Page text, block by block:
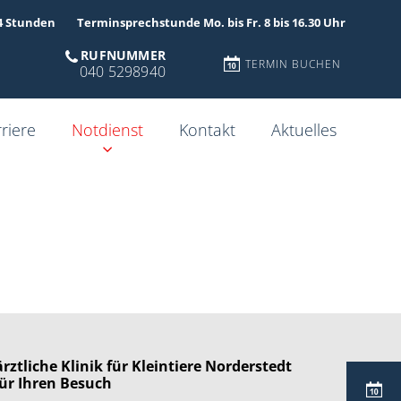
Stunden Terminsprechstunde Mo. bis Fr. 8 bis 16.30 Uhr
RUFNUMMER
040 5298940 TERMIN BUCHEN
Notdienst Kontakt Aktuelles
Klinik für Kleintiere Norderstedt
Ihren Besuch